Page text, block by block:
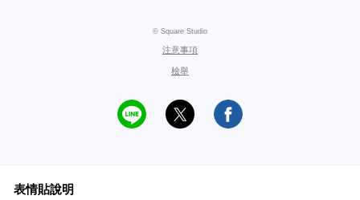
© Square Studio
注意事項
檢舉
表情貼說明